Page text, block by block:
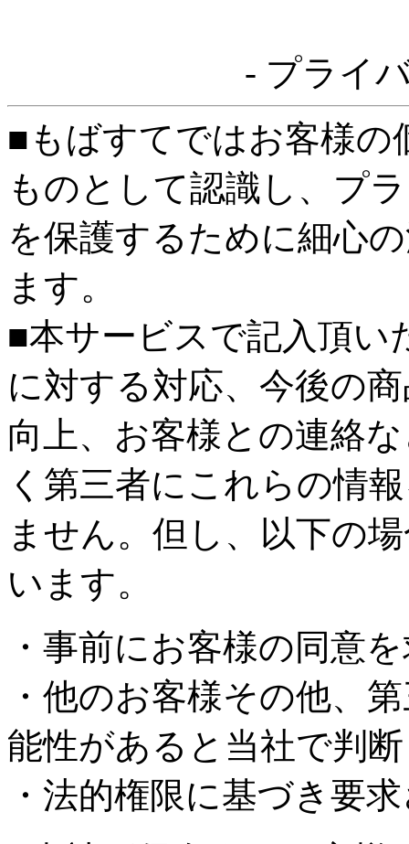
- プライ
■もばすてではお客様の
ものとして認識し、プ
を保護するために細心
ます。
■本サービスで記入頂い
に対する対応、今後の
向上、お客様との連絡
く第三者にこれらの情
ません。但し、以下の
います。
・事前にお客様の同意
・他のお客様その他、
能性があると当社で判
・法的権限に基づき要